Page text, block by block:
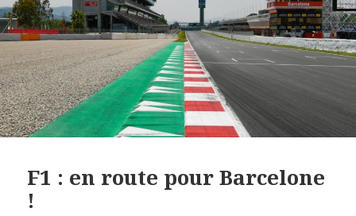
F1 : en route pour Barcelone
!